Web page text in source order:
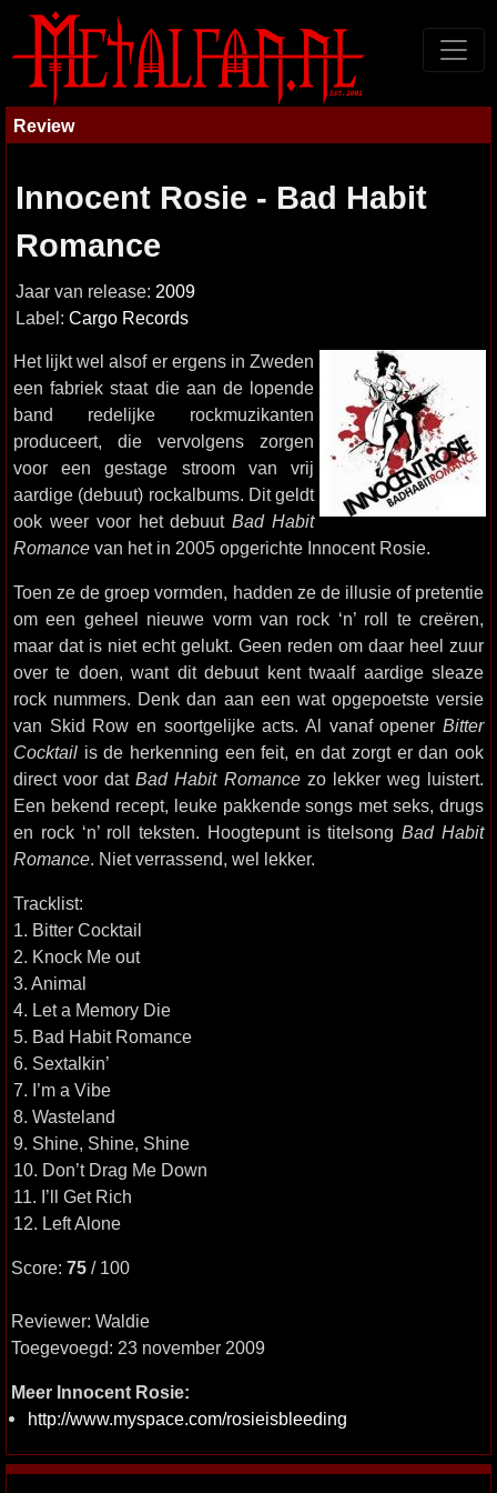
Review
Innocent Rosie - Bad Habit
Romance
Jaar van release: 2009
Label: Cargo Records
Het lijkt wel alsof er ergens in Zweden
een fabriek staat die aan de lopende
band redelijke rockmuzikanten
produceert, die vervolgens zorgen
voor een gestage stroom van vrij
aardige (debuut) rockalbums. Dit geldt
ook weer voor het debuutBad Habit
Romance van het in 2005 opgerichte Innocent Rosie.
Toen ze de groep vormden, hadden ze de illusie of pretentie
om een geheel nieuwe vorm van rock ‘n’ roll te creëren,
maar dat is niet echt gelukt. Geen reden om daar heel zuur
over te doen, want dit debuut kent twaalf aardige sleaze
rock nummers. Denk dan aan een wat opgepoetste versie
van Skid Row en soortgelijke acts. Al vanaf opener Bitter
Cocktail is de herkenning een feit, en dat zorgt er dan ook
direct voor datBad Habit Romancezo lekker weg luistert.
Een bekend recept, leuke pakkende songs met seks, drugs
en rock ‘n’ roll teksten. Hoogtepunt is titelsongBad Habit
Romance. Niet verrassend, wel lekker.
Tracklist:
1. Bitter Cocktail
2. Knock Me out
3. Animal
4. Let a Memory Die
5. Bad Habit Romance
6. Sextalkin’
7. I’m a Vibe
8. Wasteland
9. Shine, Shine, Shine
10. Don’t Drag Me Down
11. I’ll Get Rich
12. Left Alone
Score: 75 / 100
Reviewer: Waldie
Toegevoegd: 23 november 2009
Meer Innocent Rosie:
http://www.myspace.com/rosieisbleeding